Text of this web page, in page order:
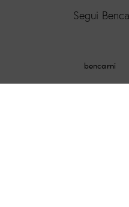
Segui
bencarni